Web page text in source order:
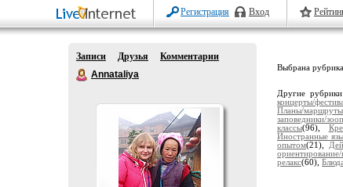
Регистрация Вход
Записи Друзья
Комментарии
Annataliya
Выбрана рубрика
Другие
концерты/
Планы/маршруты
заповедники/
классы(96),
Иностранные
опытом(21),
ориентирование/
релакс(60),